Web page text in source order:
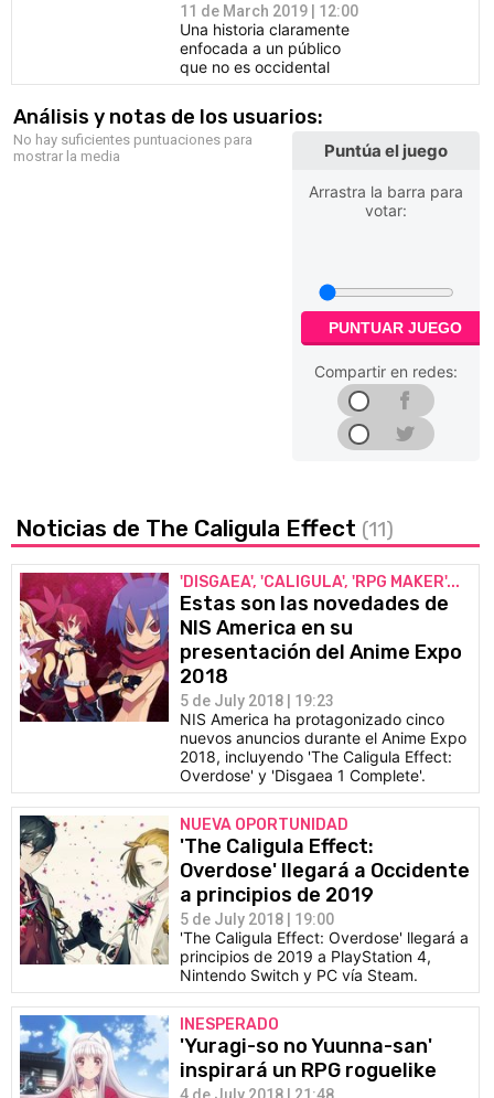
11 de March 2019 | 12:00
Una historia claramente
enfocada a un público
que no es occidental
Análisis y notas de los usuarios:
No hay suficientes puntuaciones para
mostrar la media
Puntúa el juego
Arrastra la barra para
votar:
PUNTUAR JUEGO
Compartir en redes:
Noticias de The Caligula Effect (11)
'DISGAEA', 'CALIGULA', 'RPG MAKER'...
Estas son las novedades de
NIS America en su
presentación del Anime Expo
2018
5 de July 2018 | 19:23
NIS America ha protagonizado cinco
nuevos anuncios durante el Anime Expo
2018, incluyendo 'The Caligula Effect:
Overdose' y 'Disgaea 1 Complete'.
NUEVA OPORTUNIDAD
'The Caligula Effect:
Overdose' llegará a Occidente
a principios de 2019
5 de July 2018 | 19:00
'The Caligula Effect: Overdose' llegará a
principios de 2019 a PlayStation 4,
Nintendo Switch y PC vía Steam.
INESPERADO
'Yuragi-so no Yuunna-san'
inspirará un RPG roguelike